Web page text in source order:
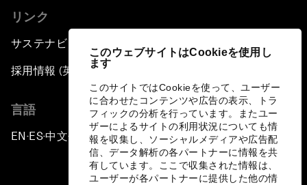
このウェブサイトはCookieを使用し
ます
このサイトではCookieを使って、ユーザー
に合わせたコンテンツや広告の表示、トラ
フィックの分析を行っています。またユー
ザーによるサイトの利用状況についても情
報を収集し、ソーシャルメディアや広告配
信、データ解析の各パートナーに情報を共
有しています。ここで収集された情報は、
ユーザーが各パートナーに提供した他の情
リンク
サステナビリティへの取り組み
採用情報 (英語のみ)
言語
EN ▪ES▪中文▪ 日本語